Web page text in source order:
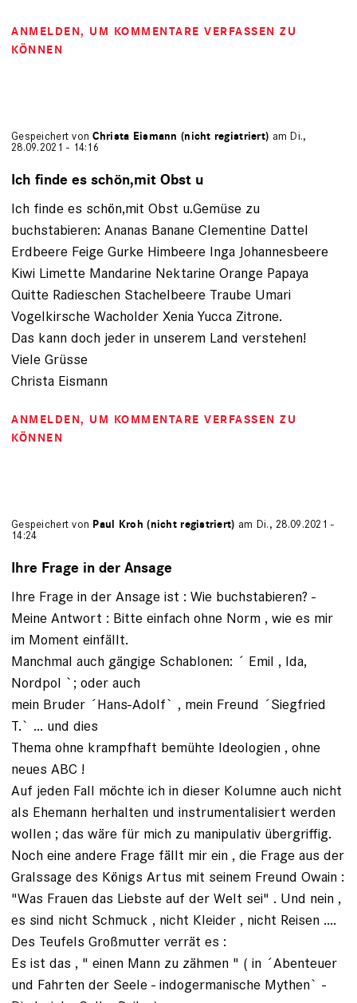
ANMELDEN, UM KOMMENTARE VERFASSEN ZU
KÖNNEN
Gespeichert vonChrista Eismann (nicht registriert) am Di.,
28.09.2021 - 14:16
Ich finde es schön,mit Obst u
Ich finde es schön,mit Obst u.Gemüse zu
buchstabieren: Ananas Banane Clementine Dattel
Erdbeere Feige Gurke Himbeere Inga Johannesbeere
Kiwi Limette Mandarine Nektarine Orange Papaya
Quitte Radieschen Stachelbeere Traube Umari
Vogelkirsche Wacholder Xenia Yucca Zitrone.
Das kann doch jeder in unserem Land verstehen!
Viele Grüsse
Christa Eismann
ANMELDEN, UM KOMMENTARE VERFASSEN ZU
KÖNNEN
Gespeichert von Paul Kroh (nicht registriert) am Di., 28.09.2021 -
14:24
Ihre Frage in der Ansage
Ihre Frage in der Ansage ist : Wie buchstabieren? -
Meine Antwort : Bitte einfach ohne Norm , wie es mir
im Moment einfällt.
Manchmal auch gängige Schablonen: ´ Emil , Ida,
Nordpol `; oder auch
mein Bruder ´Hans-Adolf` , mein Freund ´Siegfried
T.` ... und dies
Thema ohne krampfhaft bemühte Ideologien , ohne
neues ABC !
Auf jeden Fall möchte ich in dieser Kolumne auch nicht
als Ehemann herhalten und instrumentalisiert werden
wollen ; das wäre für mich zu manipulativ übergriffig.
Noch eine andere Frage fällt mir ein , die Frage aus der
Gralssage des Königs Artus mit seinem Freund Owain :
"Was Frauen das Liebste auf der Welt sei" . Und nein ,
es sind nicht Schmuck , nicht Kleider , nicht Reisen ....
Des Teufels Großmutter verrät es :
Es ist das , " einen Mann zu zähmen " ( in ´Abenteuer
und Fahrten der Seele - indogermanische Mythen` -